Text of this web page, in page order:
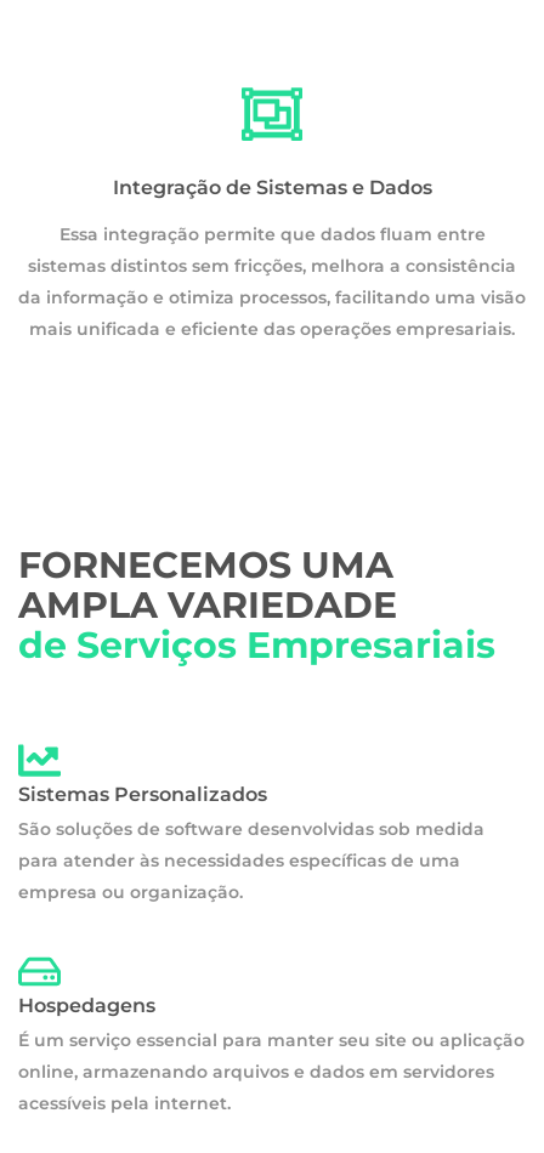
Integração de Sistemas e Dados
Essa integração permite que dados fluam entre
sistemas distintos sem fricções, melhora a consistência
da informação e otimiza processos, facilitando uma visão
mais unificada e eficiente das operações empresariais.
FORNECEMOS UMA
AMPLA VARIEDADE
de Serviços Empresariais
Sistemas Personalizados
São soluções de software desenvolvidas sob medida
para atender às necessidades específicas de uma
empresa ou organização.
Hospedagens
É um serviço essencial para manter seu site ou aplicação
online, armazenando arquivos e dados em servidores
acessíveis pela internet.